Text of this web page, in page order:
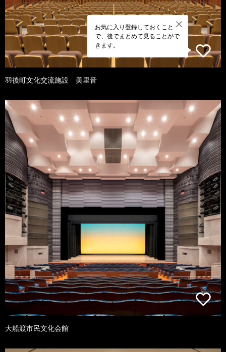
お気に入り登録しておくこと
で、後でまとめて見ることがで
きます。
羽後町文化交流施設 美里音
大船渡市民文化会館